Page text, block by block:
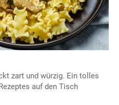
zart und würzig. Ein tolles
auf den Tisch